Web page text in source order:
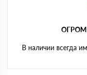
В наличии всегда